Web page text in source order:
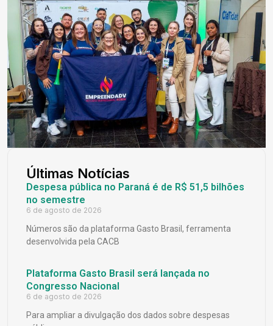
Últimas Notícias
Despesa pública no Paraná é de R$ 51,5 bilhões
no semestre
6 de agosto de 2026
Números são da plataforma Gasto Brasil, ferramenta
desenvolvida pela CACB
Plataforma Gasto Brasil será lançada no
Congresso Nacional
6 de agosto de 2026
Para ampliar a divulgação dos dados sobre despesas